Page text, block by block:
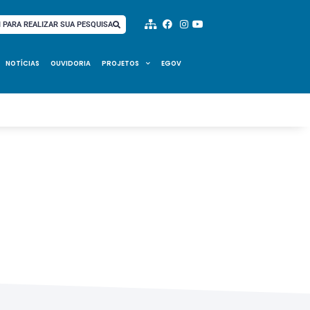
PARA REALIZAR SUA PESQUISA
NOTÍCIAS OUVIDORIA PROJETOS EGOV